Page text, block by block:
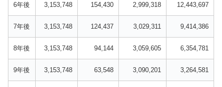
6年後 3,153,748 154,430 2,999,318 12,443,697
7年後 3,153,748 124,437 3,029,311 9,414,386
8年後 3,153,748 94,144 3,059,605 6,354,781
9年後 3,153,748 63,548 3,090,201 3,264,581